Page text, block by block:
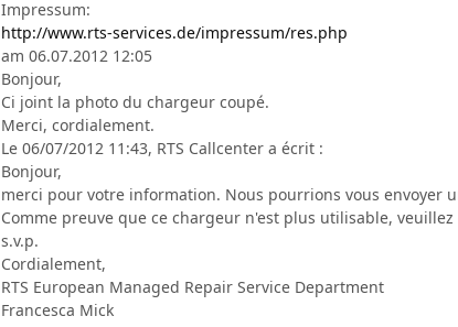
Impressum:
http://www.rts-services.de/impressum/res.php
am 06.07.2012 12:05
Bonjour,
Ci joint la photo du chargeur coupé.
Merci, cordialement.
Le 06/07/2012 11:43, RTS Callcenter a écrit :
Bonjour,
merci pour votre information. Nous pourrions vous envoyer
Comme preuve que ce chargeur n'est plus utilisable,
s.v.p.
Cordialement,
RTS European Managed Repair Service Department
Francesca Mick